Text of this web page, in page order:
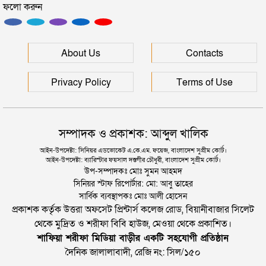
প্রধানমন্ত্রী
সিলেটে আরও দুইজনের মৃত্যু, হাসপাতালে ৩ শতাধিক
ফলো করুন
About Us Contacts
Privacy Policy Terms of Use
সম্পাদক ও প্রকাশক: আব্দুল খালিক
আইন-উপদেষ্টা: সিনিয়র এডভোকেট এ.কে.এম. ফয়েজ, বাংলাদেশ সুপ্রীম কোর্ট।
আইন-উপদেষ্টা: ব্যারিস্টার ফয়সাল দস্তগীর চৌধুরী, বাংলাদেশ সুপ্রীম কোর্ট।
উপ-সম্পাদকঃ মোঃ সুমন আহমদ
সিনিয়র স্টাফ রিপোর্টার: মো: আবু তাহের
সার্বিক ব্যবস্থাপকঃ মোঃ আলী হোসেন
প্রকাশক কর্তৃক উত্তরা অফসেট প্রিন্টার্স কলেজ রোড, বিয়ানীবাজার সিলেট
থেকে মুদ্রিত ও শরীফা বিবি হাউজ, মেওয়া থেকে প্রকাশিত।
শাফিয়া শরীফা মিডিয়া বাড়ীর একটি সহযোগী প্রতিষ্ঠান
দৈনিক জালালাবাদী, রেজি নং: সিল/১৫০